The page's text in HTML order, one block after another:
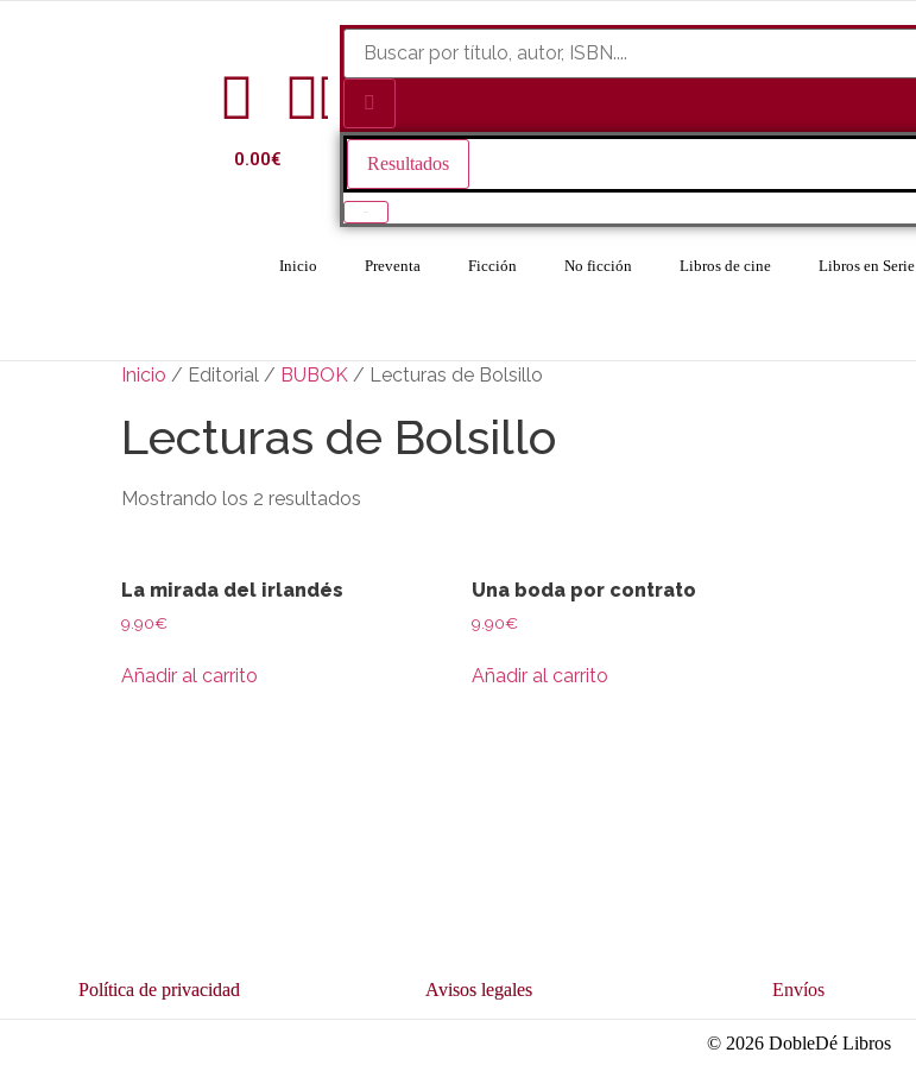
0.00€ Resultados
Inicio Preventa Ficción No ficción Libros de cine Libros en Serie
Inicio / Editorial / BUBOK / Lecturas de Bolsillo
Lecturas de Bolsillo
Mostrando los 2 resultados
La mirada del irlandés
9.90€
Añadir al carrito
Una boda por contrato
9.90€
Añadir al carrito
Política de privacidad Avisos legales Envíos
© 2026 DobleDé Libros